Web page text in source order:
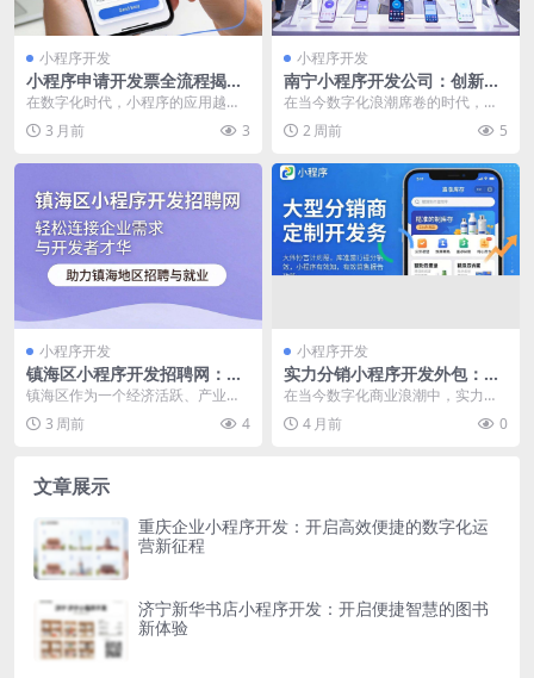
小程序开发
小程序申请开发票全流程揭
秘，轻松掌握开票方法
在数字化时代，小程序的应用越来
越广泛，它为人们的生活和工作带
来了极大的便利。其中...
3 月前 3
小程序开发
南宁小程序开发公司：创新技
术赋能，打造企业专属智慧营
销方案
在当今数字化浪潮席卷的时代，小
程序凭借其便捷、高效、轻量级等
诸多优势，成为了企业...
2 周前 5
小程序开发
镇海区小程序开发招聘网：汇
聚人才，开启开发领域新机遇
镇海区作为一个经济活跃、产业多
元的区域，在数字化浪潮的推动
下，对于各类人才的需求...
3 周前 4
小程序开发
实力分销小程序开发外包：专
业团队打造高效解决方案
在当今数字化商业浪潮中，实力分
销小程序成为众多企业拓展销售渠
道、提升销售业绩的有...
4 月前 0
文章展示
重庆企业小程序开发：开启高效便捷的数字化运
营新征程
济宁新华书店小程序开发：开启便捷智慧的图书
新体验